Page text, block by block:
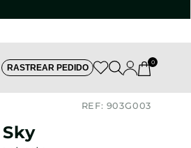
RASTREAR PEDIDO
0
REF: 903G003